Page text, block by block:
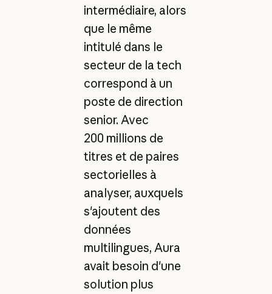
intermédiaire, alors
que le même
intitulé dans le
secteur de la tech
correspond à un
poste de direction
senior. Avec
200 millions de
titres et de paires
sectorielles à
analyser, auxquels
s'ajoutent des
données
multilingues, Aura
avait besoin d'une
solution plus